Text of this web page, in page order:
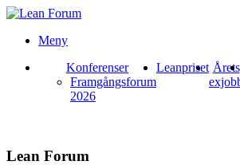
Meny
Konferenser
Framgångsforum
2026
Leanpriset Årets
Lean Forum